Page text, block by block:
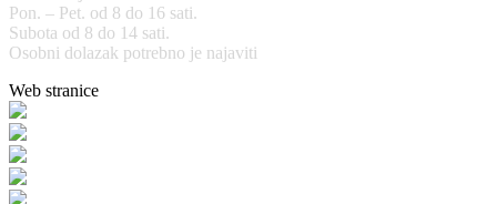
Pon. – Pet. od 8 do 16 sati.
Subota od 8 do 14 sati.
Osobni dolazak potrebno je najaviti
Web stranice